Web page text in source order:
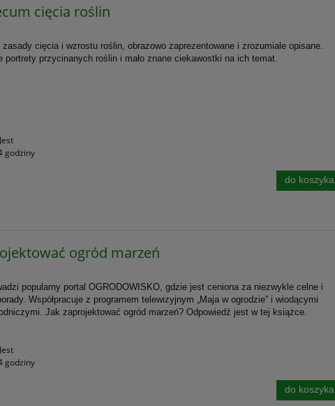
cięcia roślin
zasady cięcia i wzrostu roślin, obrazowo zaprezentowane i zrozumiale opisane.
portrety przycinanych roślin i mało znane ciekawostki na ich temat.
Jest
godziny
do koszyka
ogród marzeń
popularny portal OGRODOWISKO, gdzie jest ceniona za niezwykle celne i
Współpracuje z programem telewizyjnym „Maja w ogrodzie” i wiodącymi
Jak zaprojektować ogród marzeń? Odpowiedź jest w tej książce
Jest
godziny
do koszyka